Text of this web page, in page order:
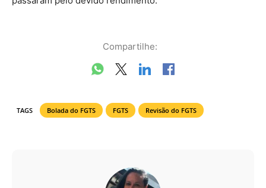
Compartilhe:
TAGS Bolada do FGTS FGTS Revisão do FGTS